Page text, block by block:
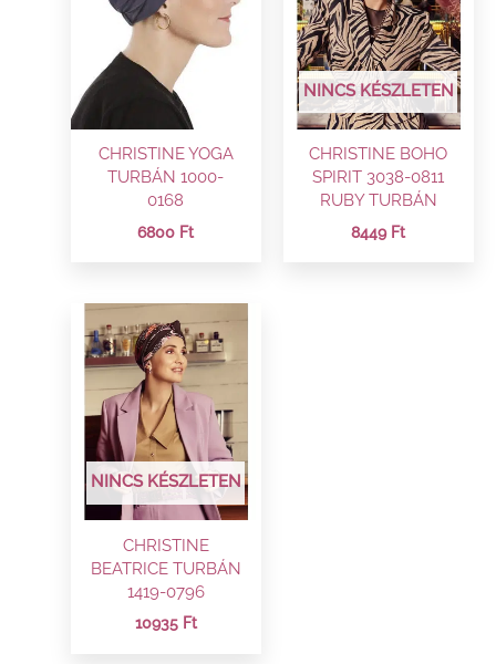
CHRISTINE YOGA
TURBÁN 1000-
0168
6800 Ft
NINCS KÉSZLETEN
CHRISTINE BOHO
SPIRIT 3038-0811
RUBY TURBÁN
8449 Ft
NINCS KÉSZLETEN
CHRISTINE
BEATRICE TURBÁN
1419-0796
10935 Ft